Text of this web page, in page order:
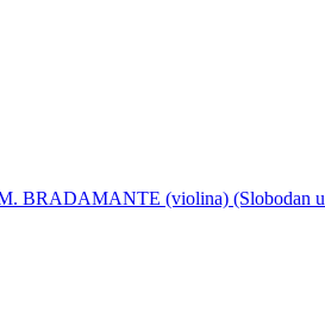
BRADAMANTE (violina) (Slobodan